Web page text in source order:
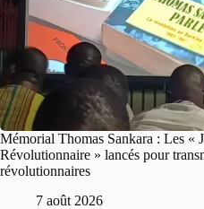
Mémorial Thomas Sankara : Les «
Révolutionnaire » lancés pour
révolutionnaires
7 août 2026